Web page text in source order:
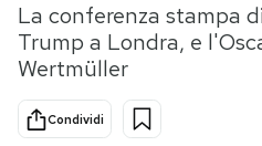
Tecnologia
Internet
Scienza
Cultura
Economia
La conferenza stampa
Trump a Londra, e
Wertmüller
Condividi